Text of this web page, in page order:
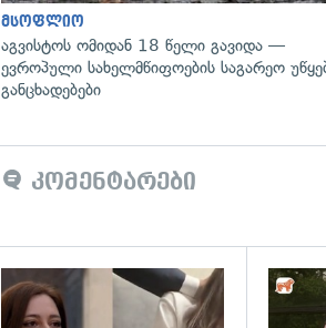
მსოფლიო
აგვისტოს ომიდან 18 წელი გავიდა —
ევროპული სახელმწიფოების საგარეო
განცხადებები
კომენტარები
გადახედვა